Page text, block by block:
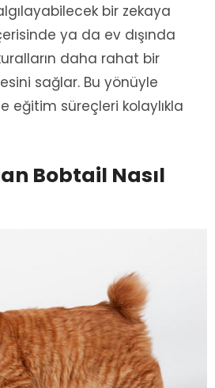
bir zekaya
ya da ev dışında
daha rahat bir
sağlar. Bu yönüyle
eğitim süreçleri kolaylıkla
Bobtail Nasıl